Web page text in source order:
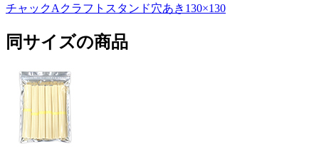
チャックAクラフトスタンド穴あき130×130
同サイズの商品